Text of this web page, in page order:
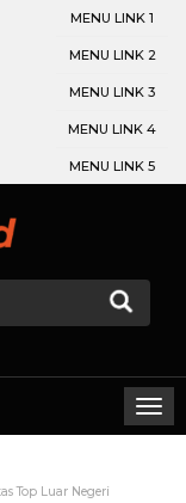
MENU LINK 1
MENU LINK 2
MENU LINK 3
MENU LINK 4
MENU LINK 5
Top Luar Negeri